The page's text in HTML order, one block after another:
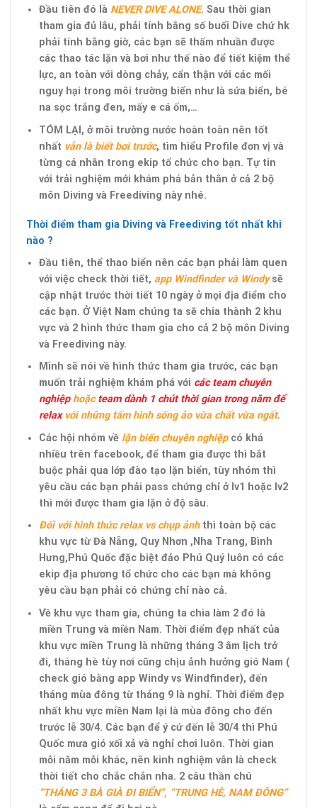
Đầu tiên đó là NEVER DIVE ALONE. Sau thời gian
tham gia đủ lâu, phải tính bằng số buổi Dive chứ hk
phải tính bằng giờ, các bạn sẽ thấm nhuần được
các thao tác lặn và bơi như thế nào để tiết kiệm thể
lực, an toàn với dòng chảy, cẩn thận với các mối
nguy hại trong môi trường biển như là sứa biển, bé
na sọc trắng đen, mấy e cá ốm,…
TÓM LẠI, ở môi trường nước hoàn toàn nên tốt
nhất vẫn là biết bơi trước, tìm hiểu Profile đơn vị và
từng cá nhân trong ekip tổ chức cho bạn. Tự tin
với trải nghiệm mới khám phá bản thân ở cả 2 bộ
môn Diving và Freediving này nhé.
Thời điểm tham gia Diving và Freediving tốt nhất khi
nào ?
Đầu tiên, thể thao biển nên các bạn phải làm quen
với việc check thời tiết, app Windfinder và Windysẽ
cập nhật trước thời tiết 10 ngày ở mọi địa điểm cho
các bạn. Ở Việt Nam chúng ta sẽ chia thành 2 khu
vực và 2 hình thức tham gia cho cả 2 bộ môn Diving
và Freediving này.
Mình sẽ nói về hình thức tham gia trước, các bạn
muốn trải nghiệm khám phá với các team chuyên
nghiệphoặcteam dành 1 chút thời gian trong năm để
relaxvới những tấm hình sống ảo vừa chất vừa ngất.
Các hội nhóm về lặn biển chuyên nghiệpcó khá
nhiều trên facebook, để tham gia được thì bắt
buộc phải qua lớp đào tạo lặn biển, tùy nhóm thì
yêu cầu các bạn phải pass chứng chỉ ở lv1 hoặc lv2
thì mới được tham gia lặn ở độ sâu.
Đối với hình thức relax vs chụp ảnhthì toàn bộ các
khu vực từ Đà Nẵng, Quy Nhơn ,Nha Trang, Bình
Hưng,Phú Quốc đặc biệt đảo Phú Quý luôn có các
ekip địa phương tổ chức cho các bạn mà không
yêu cầu bạn phải có chứng chỉ nào cả.
Về khu vực tham gia, chúng ta chia làm 2 đó là
miền Trung và miền Nam. Thời điểm đẹp nhất của
khu vực miền Trung là những tháng 3 âm lịch trở
đi, tháng hè tùy nơi cũng chịu ảnh hưởng gió Nam (
check gió bằng app Windy vs Windfinder), đến
tháng mùa đông từ tháng 9 là nghỉ. Thời điểm đẹp
nhất khu vực miền Nam lại là mùa đông cho đến
trước lễ 30/4. Các bạn để ý cứ đến lễ 30/4 thì Phú
Quốc mưa gió xối xả và nghỉ chơi luôn. Thời gian
mỗi năm mỗi khác, nên kinh nghiệm vẫn là check
thời tiết cho chắc chắn nha. 2 câu thần chú
“THÁNG 3 BÀ GIÀ ĐI BIỂN”, “TRUNG HÈ, NAM ĐÔNG”